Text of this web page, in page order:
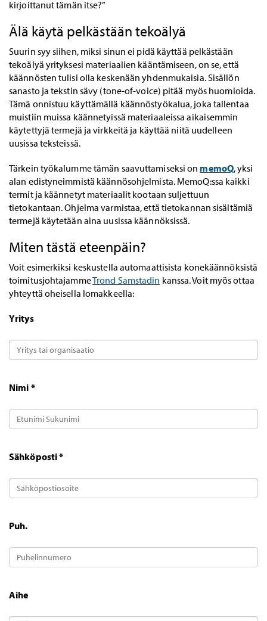
kirjoittanut tämän itse?”
Älä käytä pelkästään tekoälyä
Suurin syy siihen, miksi sinun ei pidä käyttää pelkästään
tekoälyä yrityksesi materiaalien kääntämiseen, on se, että
käännösten tulisi olla keskenään yhdenmukaisia. Sisällön
sanasto ja tekstin sävy (tone-of-voice) pitää myös huomioida.
Tämä onnistuu käyttämällä käännöstyökalua, joka tallentaa
muistiin muissa käännetyissä materiaaleissa aikaisemmin
käytettyjä termejä ja virkkeitä ja käyttää niitä uudelleen
uusissa teksteissä.
Tärkein työkalumme tämän saavuttamiseksi on memoQ, yksi
alan edistyneimmistä käännösohjelmista. MemoQ:ssa kaikki
termit ja käännetyt materiaalit kootaan suljettuun
tietokantaan. Ohjelma varmistaa, että tietokannan sisältämiä
termejä käytetään aina uusissa käännöksissä.
Miten tästä eteenpäin?
Voit esimerkiksi keskustella automaattisista konekäännöksistä
toimitusjohtajammeTrond Samstadin kanssa. Voit myös ottaa
yhteyttä oheisella lomakkeella:
Yritys
Nimi *
Sähköposti *
Puh.
Aihe